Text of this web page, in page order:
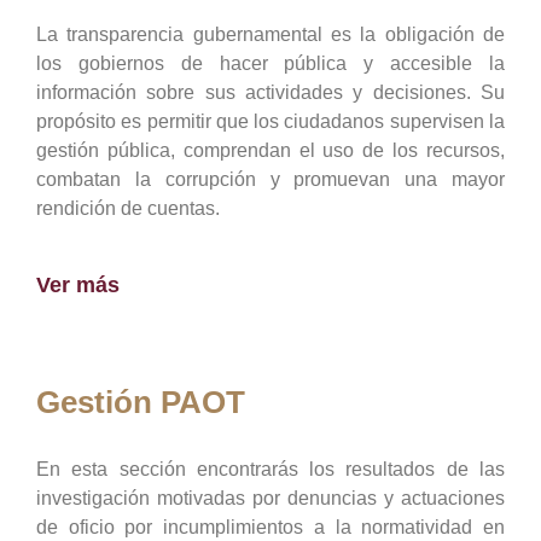
La transparencia gubernamental es la obligación de
los gobiernos de hacer pública y accesible la
información sobre sus actividades y decisiones. Su
propósito es permitir que los ciudadanos supervisen la
gestión pública, comprendan el uso de los recursos,
combatan la corrupción y promuevan una mayor
rendición de cuentas.
Ver más
Gestión PAOT
En esta sección encontrarás los resultados de las
investigación motivadas por denuncias y actuaciones
de oficio por incumplimientos a la normatividad en